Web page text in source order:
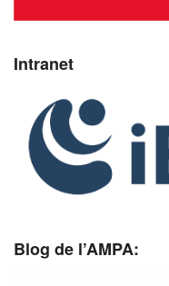
Intranet
Blog de l’AMPA: